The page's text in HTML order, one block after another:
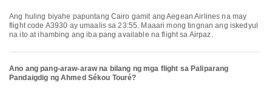
Ang huling biyahe papuntang Cairo gamit ang Aegean Airlines na may
flight code A3930 ay umaalis sa 23:55. Maaari mong tingnan ang iskedyul
na ito at ihambing ang iba pang available na flight sa Airpaz.
Ano ang pang-araw-araw na bilang ng mga flight sa Paliparang
Pandaigdig ng Ahmed Sékou Touré?